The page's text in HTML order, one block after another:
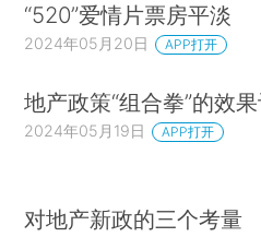
“520”爱情片票房平淡
2024年05月20日 APP打开
地产政策“组合拳”的效
2024年05月19日 APP打开
对地产新政的三个考量